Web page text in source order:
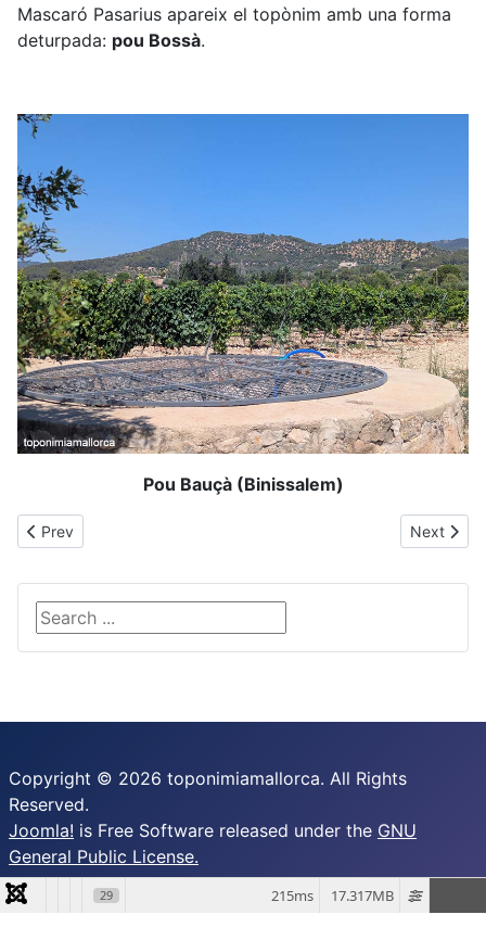
Mascaró Pasarius apareix el topònim amb una forma
deturpada: pou Bossà.
Pou Bauçà (Binissalem)
Previous article: Pou de ses Gitanes
Prev Next
Next
Search ...
Copyright © 2026 toponimiamallorca. All Rights
Reserved.
Joomla! is Free Software released under the GNU
General Public License.
29 17.317MB
215ms